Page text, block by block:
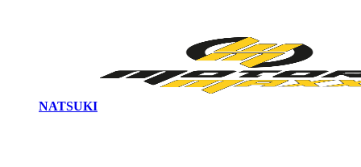
NATSUKI